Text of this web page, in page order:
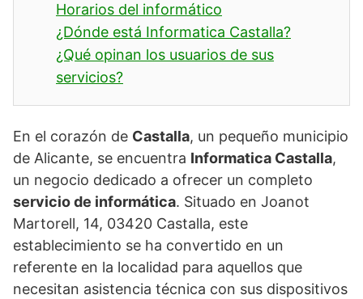
Horarios del informático
¿Dónde está Informatica Castalla?
¿Qué opinan los usuarios de sus
servicios?
En el corazón de Castalla, un pequeño municipio
de Alicante, se encuentra Informatica Castalla,
un negocio dedicado a ofrecer un completo
servicio de informática. Situado en Joanot
Martorell, 14, 03420 Castalla, este
establecimiento se ha convertido en un
referente en la localidad para aquellos que
necesitan asistencia técnica con sus dispositivos